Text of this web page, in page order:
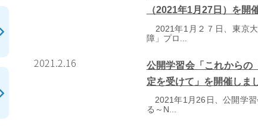
（2021年1月27日）を開
2021年1月２７日、東京
障」プロ...
2021.2.16
公開学習会「これからの
定を受けて」を開催しま
2021年1月26日、公開学習
る～N...